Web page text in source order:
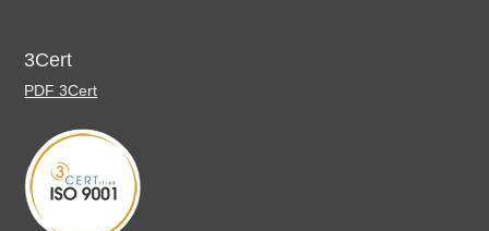
3Cert
PDF 3Cert